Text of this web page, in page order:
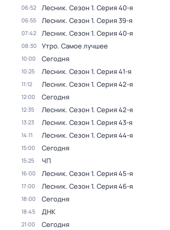
06:52 Лесник. Сезон 1. Серия 40-я
06:55 Лесник. Сезон 1. Серия 39-я
07:42 Лесник. Сезон 1. Серия 40-я
08:30 Утро. Самое лучшее
10:00 Сегодня
10:25 Лесник. Сезон 1. Серия 41-я
11:12 Лесник. Сезон 1. Серия 42-я
12:00 Сегодня
12:35 Лесник. Сезон 1. Серия 42-я
13:23 Лесник. Сезон 1. Серия 43-я
14:11 Лесник. Сезон 1. Серия 44-я
15:00 Сегодня
15:25 ЧП
16:00 Лесник. Сезон 1. Серия 45-я
17:00 Лесник. Сезон 1. Серия 46-я
18:00 Сегодня
18:45 ДНК
21:00 Сегодня